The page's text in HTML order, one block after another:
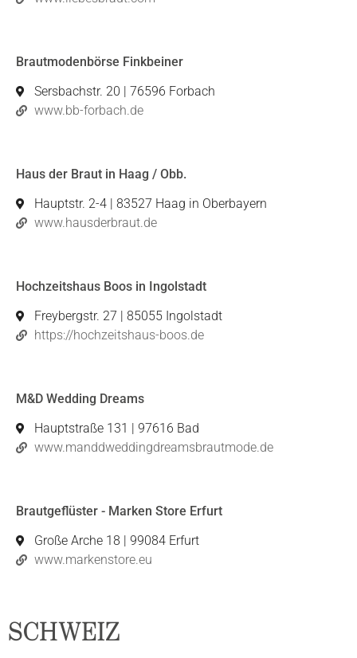
Brautmodenbörse Finkbeiner
Sersbachstr. 20 | 76596 Forbach
www.bb-forbach.de
Haus der Braut in Haag / Obb.
Hauptstr. 2-4 | 83527 Haag in Oberbayern
www.hausderbraut.de
Hochzeitshaus Boos in Ingolstadt
Freybergstr. 27 | 85055 Ingolstadt
https://hochzeitshaus-boos.de
M&D Wedding Dreams
Hauptstraße 131 | 97616 Bad
www.manddweddingdreamsbrautmode.de
Brautgeflüster - Marken Store Erfurt
Große Arche 18 | 99084 Erfurt
www.markenstore.eu
SCHWEIZ